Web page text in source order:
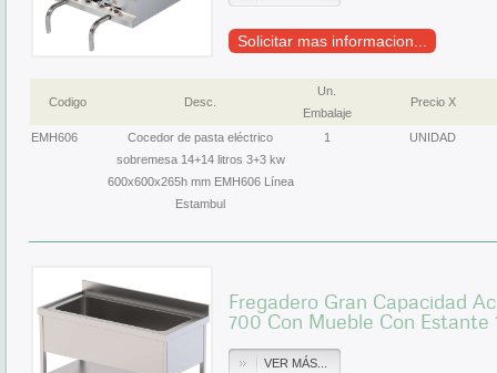
Solicitar mas informacion...
Codigo Desc.
Un.
Embalaje
Precio X
EMH606
Cocedor de pasta eléctrico
sobremesa 14+14 litros 3+3 kw
600x600x265h mm EMH606 Línea
Estambul
1 UNIDAD
Fregadero Gran Capacidad
700 Con Mueble Con
VER MÁS...